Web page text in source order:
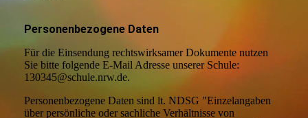
Personenbezogene Daten
Für die Einsendung rechtswirksamer Dokumente nutzen
Sie bitte folgende E-Mail Adresse unserer Schule:
130345@schule.nrw.de.
Personenbezogene Daten sind lt. NDSG "Einzelangaben
über persönliche oder sachliche Verhältnisse von